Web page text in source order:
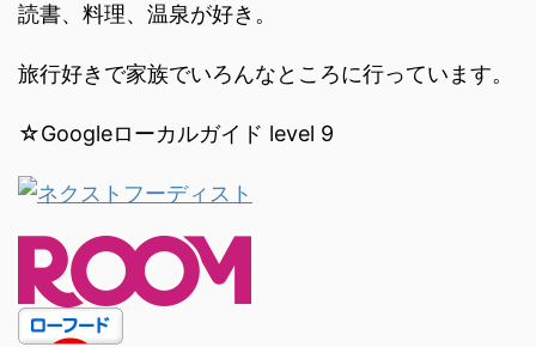
読書、料理、温泉が好き。
旅行好きで家族でいろんなところに行っています。
☆Googleローカルガイド level 9